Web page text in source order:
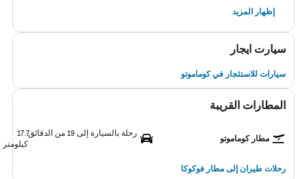
إظهار المزيد
سيارت ايجار
سيارات للاستئجار في كوماموتو
المطارات القريبة
مطار كوماموتو
رحلة بالسيارة إلى 19 من الدقائق
17.7
كيلومتر
رحلات طيران إلى مطار فوكوكا